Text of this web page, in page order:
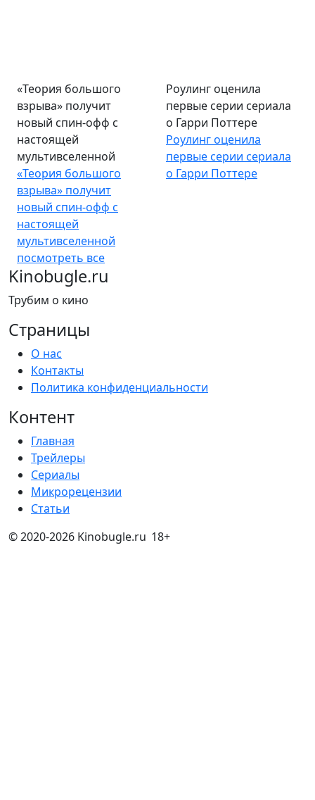
«Теория большого
взрыва» получит
новый спин-офф с
настоящей
мультивселенной
«Теория большого
взрыва» получит
новый спин-офф с
настоящей
мультивселенной
Роулинг оценила
первые серии сериала
о Гарри Поттере
Роулинг оценила
первые серии сериала
о Гарри Поттере
посмотреть все
Kinobugle.ru
Трубим о кино
Страницы
О нас
Контакты
Политика конфиденциальности
Контент
Главная
Трейлеры
Сериалы
Микрорецензии
Статьи
© 2020-2026 Kinobugle.ru 18+